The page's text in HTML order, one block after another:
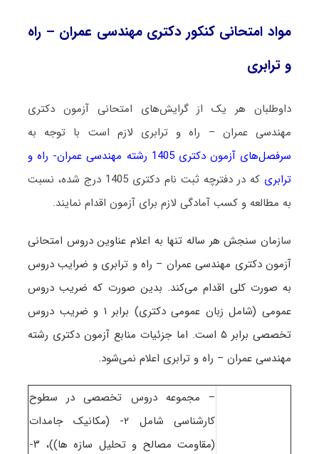
مواد امتحانی کنکور دکتری مهندسی عمران – راه
و ترابری
داوطلبان هر یک از گرایش‌های امتحانی آزمون دکتری
مهندسی عمران – راه و ترابری لازم است با توجه به
سرفصل‌های آزمون دکتری 1405 رشته مهندسی عمران- راه و
ترابری
که در دفترچه ثبت نام دکتری 1405 درج شده، نسبت
به مطالعه و کسب آمادگی لازم برای آزمون اقدام نمایند.
سازمان سنجش هر ساله تنها به اعلام عناوین دروس امتحانی
آزمون دکتری مهندسی عمران – راه و ترابری و ضرایب دروس
به صورت کلی اقدام می‌کند. بدین صورت که ضریب دروس
عمومی (شامل زبان عمومی دکتری) برابر ۱ و ضریب دروس
تخصصی برابر ۵ است
. اما جزئیات منابع آزمون دکتری رشته
مهندسی عمران – راه و ترابری اعلام نمی‌شود.
– مجموعه دروس تخصصی در سطوح
کارشناسی شامل ۲- (مکانیک جامدات
(مقاومت مصالح و تحلیل سازه ها))، ۳-